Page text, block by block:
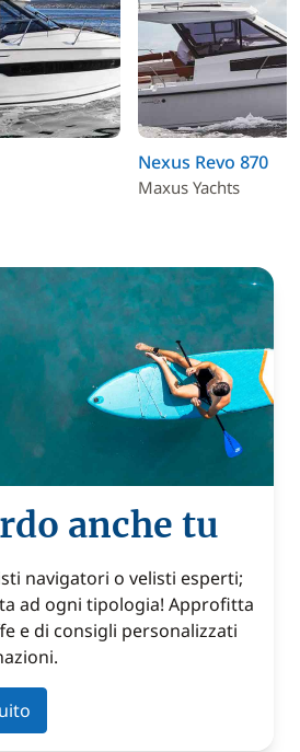
Nexus Revo 870
Maxus Yachts
anche tu
navigatori o velisti esperti;
ad ogni tipologia! Approfitta
e di consigli personalizzati